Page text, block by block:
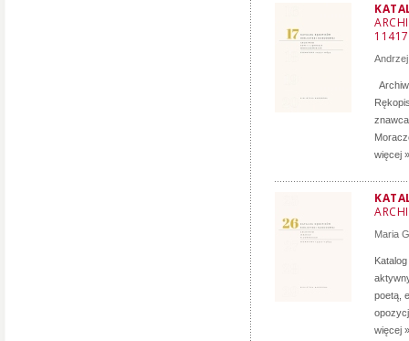
więcej »
Maria
poetą,
więcej »